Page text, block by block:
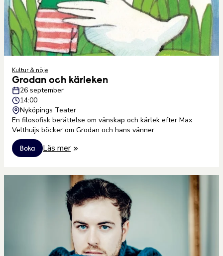
Kultur & nöje
Grodan och kärleken
26 september
14:00
Nyköpings Teater
En filosofisk berättelse om vänskap och kärlek efter Max
Velthuijs böcker om Grodan och hans vänner
Boka Läs mer